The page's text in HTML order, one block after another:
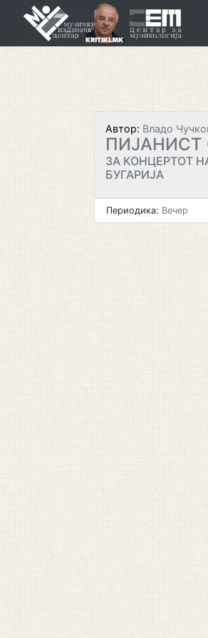
Автор: Владо
ПИЈАНИСТ
ЗА КОНЦЕРТОТ
БУГАРИЈА
Периодика: Вечер